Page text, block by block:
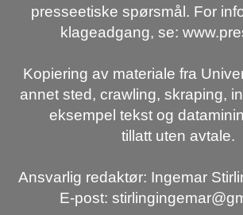
presseetiske spørsmål. For
klageadgang, se:
Kopiering av materiale fra
annet sted, crawling, skraping,
eksempel tekst og
tillatt uten avtale.
Ansvarlig redaktør: Ingemar
E-post: